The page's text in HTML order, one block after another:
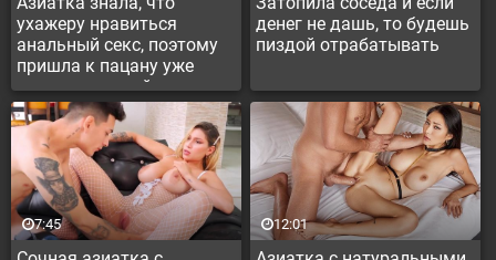
ухажеру нравиться
анальный секс, поэтому
пришла к пацану уже
подготовленной
денег не дашь, то будешь
пиздой отрабатывать
7:45 12:01